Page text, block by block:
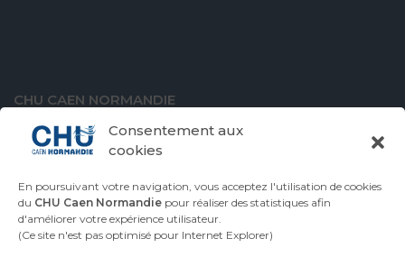
Consentement aux
cookies
En poursuivant votre navigation, vous acceptez l'utilisation de cookies
du CHU Caen Normandie pour réaliser des statistiques afin
d'améliorer votre expérience utilisateur.
(Ce site n'est pas optimisé pour Internet Explorer)
CHU CAEN NORMANDIE
14000 Caen
VENIR AU CHU